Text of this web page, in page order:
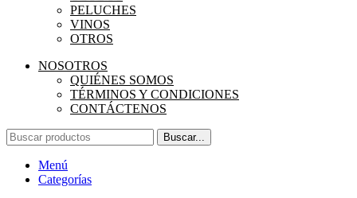
PELUCHES
VINOS
OTROS
NOSOTROS
QUIÉNES SOMOS
TÉRMINOS Y CONDICIONES
CONTÁCTENOS
Buscar...
Menú
Categorías